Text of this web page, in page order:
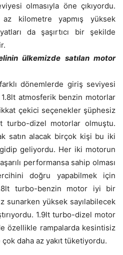
olmasıyla öne çıkıyordu.
az kilometre yapmış yüksek
da şaşırtıcı bir şekilde
ülkemizde satılan motor
dönemlerde giriş seviyesi
atmosferik benzin motorlar
çekici seçenekler şüphesiz
turbo-dizel motorlar olmuştu.
satın alacak birçok kişi bu iki
geliyordu. Her iki motorun
performansa sahip olması
doğru yapabilmek için
turbo-benzin motor iyi bir
sunarken yüksek sayılabilecek
1.9lt turbo-dizel motor
özellikle rampalarda kesintisiz
daha az yakıt tüketiyordu.